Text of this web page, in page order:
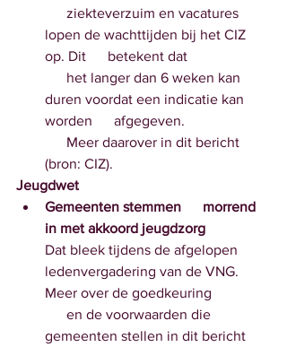
lopen de wachttijden bij het CIZ
op. Dit      betekent dat
duren voordat een indicatie kan
worden      afgegeven.
(bron: CIZ).
Jeugdwet
Gemeenten stemmen      morrend
in met akkoord jeugdzorg
Dat bleek tijdens de afgelopen
ledenvergadering van de VNG.
Meer over de goedkeuring
gemeenten stellen in dit bericht